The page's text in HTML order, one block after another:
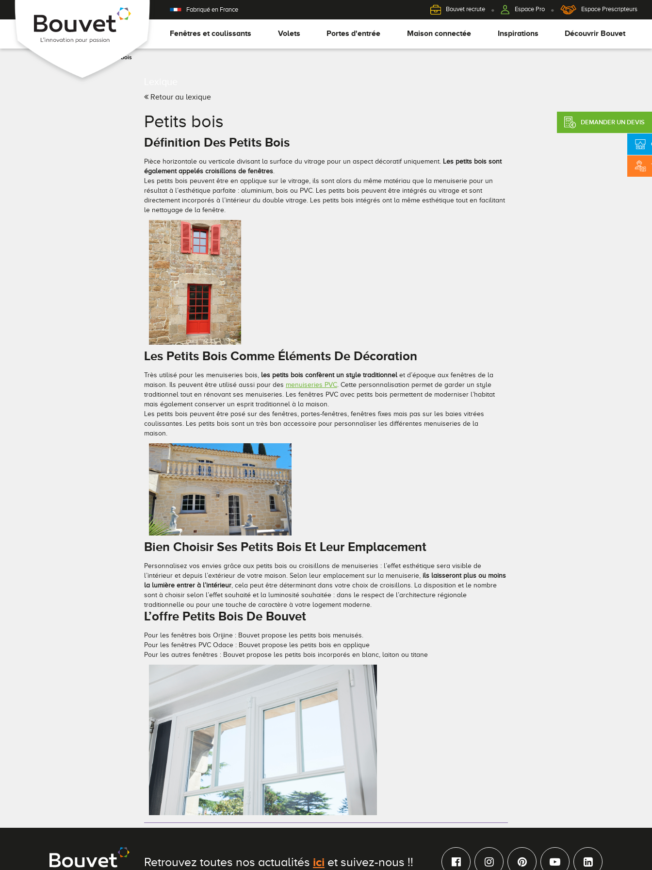
Fabriqué en France Bouvet recrute Espace Pro Espace Prescripteurs
Fenêtres et coulissants Volets Portes d'entrée Maison connectée Inspirations Découvrir Bouvet
DEMANDER UN DEVIS
Petits bois
Retour au lexique
Petits bois
Définition Des Petits Bois
Pièce horizontale ou verticale divisant la surface du vitrage pour un aspect décoratif uniquement. Les petits bois sont
également appelés croisillons de fenêtres.
Les petits bois peuvent être en applique sur le vitrage, ils sont alors du même matériau que la menuiserie pour un
résultat à l’esthétique parfaite : aluminium, bois ou PVC. Les petits bois peuvent être intégrés au vitrage et sont
directement incorporés à l’intérieur du double vitrage. Les petits bois intégrés ont la même esthétique tout en facilitant
le nettoyage de la fenêtre.
Les Petits Bois Comme Éléments De Décoration
Très utilisé pour les menuiseries bois, les petits bois confèrent un style traditionnelet d’époque aux fenêtres de la
maison. Ils peuvent être utilisé aussi pour des menuiseries PVC. Cette personnalisation permet de garder un style
traditionnel tout en rénovant ses menuiseries. Les fenêtres PVC avec petits bois permettent de moderniser l’habitat
mais également conserver un esprit traditionnel à la maison.
Les petits bois peuvent être posé sur des fenêtres, portes-fenêtres, fenêtres fixes mais pas sur les baies vitrées
coulissantes. Les petits bois sont un très bon accessoire pour personnaliser les différentes menuiseries de la
maison.
Bien Choisir Ses Petits Bois Et Leur Emplacement
Personnalisez vos envies grâce aux petits bois ou croisillons de menuiseries : l’effet esthétique sera visible de
l’intérieur et depuis l’extérieur de votre maison. Selon leur emplacement sur la menuiserie, ils laisseront plus ou moins
la lumière entrer à l’intérieur, cela peut être déterminant dans votre choix de croisillons. La disposition et le nombre
sont à choisir selon l’effet souhaité et la luminosité souhaitée : dans le respect de l’architecture régionale
traditionnelle ou pour une touche de caractère à votre logement moderne.
L’offre Petits Bois De Bouvet
Pour les fenêtres bois Orijine : Bouvet propose les petits bois menuisés.
Pour les fenêtres PVC Odace : Bouvet propose les petits bois en applique
Pour les autres fenêtres : Bouvet propose les petits bois incorporés en blanc, laiton ou titane
Retrouvez toutes nos actualités ici et suivez-nous !!